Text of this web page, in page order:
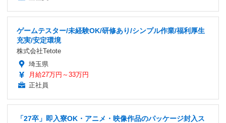
ゲームテスター/未経験OK/研修あり/シンプル作業/福利厚生
充実/安定環境
株式会社Tetote
埼玉県
月給27万円～33万円
正社員
「27卒」即入寮OK・アニメ・映像作品のパッケージ封入ス